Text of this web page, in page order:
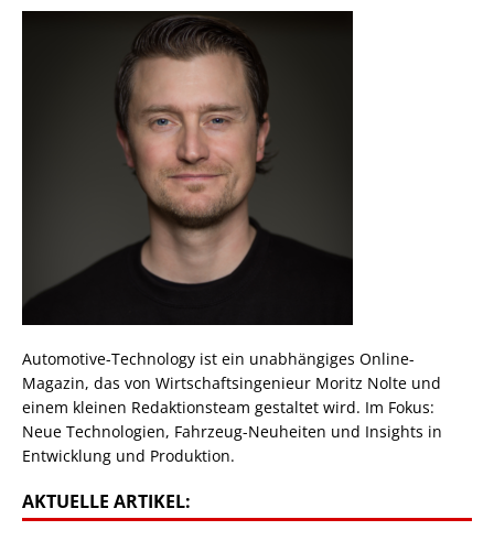
Automotive-Technology ist ein unabhängiges Online-
Magazin, das von Wirtschaftsingenieur Moritz Nolte und
einem kleinen Redaktionsteam gestaltet wird. Im Fokus:
Neue Technologien, Fahrzeug-Neuheiten und Insights in
Entwicklung und Produktion.
AKTUELLE ARTIKEL: